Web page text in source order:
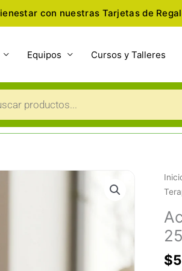
con nuestras Tarjetas de
Equipos Cursos y Talleres
$
de
-